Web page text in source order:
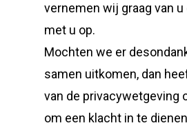
vernemen wij graag van
met u op.
Mochten we er
samen uitkomen, dan
van de privacywetgeving
om een klacht in te